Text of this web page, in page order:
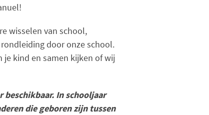
wisselen van school,
door onze school.
kind en samen kijken of wij
In schooljaar
die geboren zijn tussen